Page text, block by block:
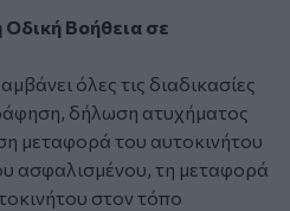
Βοήθεια σε
όλες τις διαδικασίες
δήλωση ατυχήματος
μεταφορά του αυτοκινήτου
ασφαλισμένου, τη μεταφορά
στον τόπο